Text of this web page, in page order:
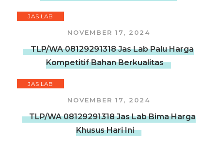
JAS LAB
NOVEMBER 17, 2024
TLP/WA 08129291318 Jas Lab Palu Harga
Kompetitif Bahan Berkualitas
JAS LAB
NOVEMBER 17, 2024
TLP/WA 08129291318 Jas Lab Bima Harga
Khusus Hari Ini